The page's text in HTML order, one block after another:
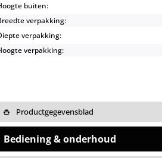
buiten:
verpakking:
verpakking:
verpakking:
Productgegevensblad
Bediening & onderhoud